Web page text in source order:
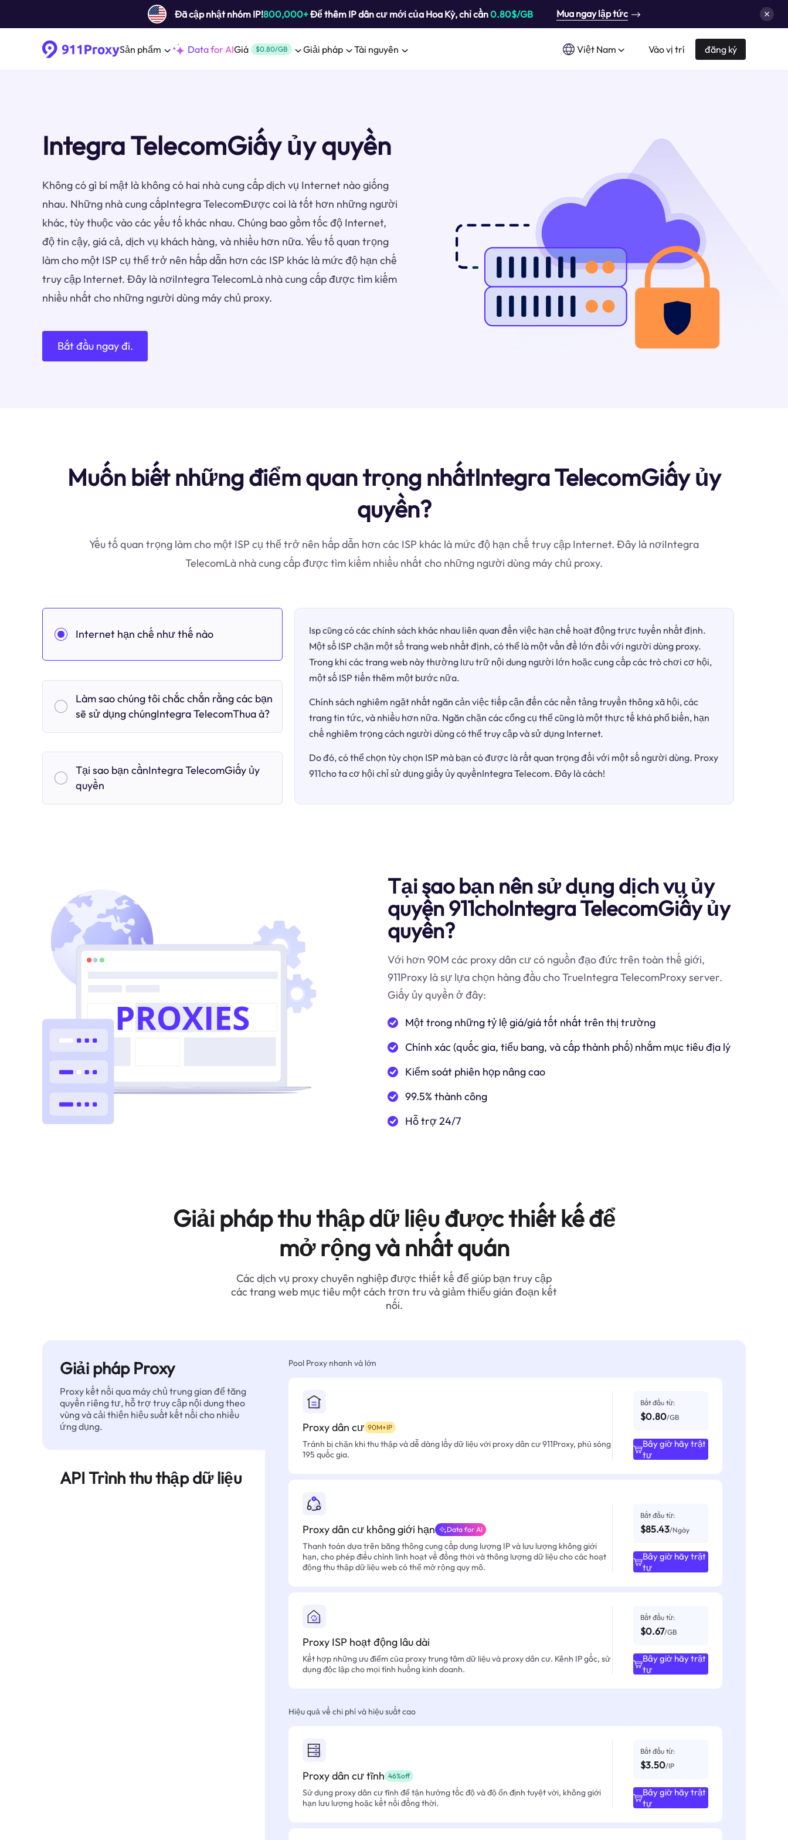
Đã cập nhật nhóm IP!800,000+Để thêm IP dân cư mới của Hoa Kỳ, chỉ cần0.80$/GB Mua ngay lập tức
Sản phẩm Data for AIGiá $0.80/GB Giải pháp Tài nguyên Việt Nam Vào vị trí đăng ký
Integra TelecomGiấy ủy quyền
Không có gì bí mật là không có hai nhà cung cấp dịch vụ Internet nào giống
nhau. Những nhà cung cấpIntegra TelecomĐược coi là tốt hơn những người
khác, tùy thuộc vào các yếu tố khác nhau. Chúng bao gồm tốc độ Internet,
độ tin cậy, giá cả, dịch vụ khách hàng, và nhiều hơn nữa. Yếu tố quan trọng
làm cho một ISP cụ thể trở nên hấp dẫn hơn các ISP khác là mức độ hạn chế
truy cập Internet. Đây là nơiIntegra TelecomLà nhà cung cấp được tìm kiếm
nhiều nhất cho những người dùng máy chủ proxy.
Bắt đầu ngay đi.
Muốn biết những điểm quan trọng nhấtIntegra TelecomGiấy ủy
quyền?
Yếu tố quan trọng làm cho một ISP cụ thể trở nên hấp dẫn hơn các ISP khác là mức độ hạn chế truy cập Internet. Đây là nơiIntegra
TelecomLà nhà cung cấp được tìm kiếm nhiều nhất cho những người dùng máy chủ proxy.
Internet hạn chế như thế nào
Làm sao chúng tôi chắc chắn rằng các bạn
sẽ sử dụng chúngIntegra TelecomThua à?
Tại sao bạn cầnIntegra TelecomGiấy ủy
quyền
Isp cũng có các chính sách khác nhau liên quan đến việc hạn chế hoạt động trực tuyến nhất định.
Một số ISP chặn một số trang web nhất định, có thể là một vấn đề lớn đối với người dùng proxy.
Trong khi các trang web này thường lưu trữ nội dung người lớn hoặc cung cấp các trò chơi cơ hội,
một số ISP tiến thêm một bước nữa.
Chính sách nghiêm ngặt nhất ngăn cản việc tiếp cận đến các nền tảng truyền thông xã hội, các
trang tin tức, và nhiều hơn nữa. Ngăn chặn các cổng cụ thể cũng là một thực tế khá phổ biến, hạn
chế nghiêm trọng cách người dùng có thể truy cập và sử dụng Internet.
Do đó, có thể chọn tùy chọn ISP mà bạn có được là rất quan trọng đối với một số người dùng. Proxy
911cho ta cơ hội chỉ sử dụng giấy ủy quyềnIntegra Telecom. Đây là cách!
Tại sao bạn nên sử dụng dịch vụ ủy
quyền 911choIntegra TelecomGiấy ủy
quyền?
Với hơn 90M các proxy dân cư có nguồn đạo đức trên toàn thế giới,
911Proxy là sự lựa chọn hàng đầu cho TrueIntegra TelecomProxy server.
Giấy ủy quyền ở đây:
Một trong những tỷ lệ giá/giá tốt nhất trên thị trường
Chính xác (quốc gia, tiểu bang, và cấp thành phố) nhắm mục tiêu địa lý
Kiểm soát phiên họp nâng cao
99.5% thành công
Hỗ trợ 24/7
Giải pháp thu thập dữ liệu được thiết kế để
mở rộng và nhất quán
Các dịch vụ proxy chuyên nghiệp được thiết kế để giúp bạn truy cập
các trang web mục tiêu một cách trơn tru và giảm thiểu gián đoạn kết
nối.
Giải pháp Proxy
Proxy kết nối qua máy chủ trung gian để tăng
quyền riêng tư, hỗ trợ truy cập nội dung theo
vùng và cải thiện hiệu suất kết nối cho nhiều
ứng dụng.
API Trình thu thập dữ liệu
Pool Proxy nhanh và lớn
Proxy dân cư 90M+IP
Tránh bị chặn khi thu thập và dễ dàng lấy dữ liệu với proxy dân cư 911Proxy, phủ sóng
195 quốc gia.
Bắt đầu từ:
$0.80/GB
Bây giờ hãy trật
tự
Proxy dân cư không giới hạn Data for AI
Thanh toán dựa trên băng thông cung cấp dung lượng IP và lưu lượng không giới
hạn, cho phép điều chỉnh linh hoạt về đồng thời và thông lượng dữ liệu cho các hoạt
động thu thập dữ liệu web có thể mở rộng quy mô.
Bắt đầu từ:
$85.43/Ngày
Bây giờ hãy trật
tự
Proxy ISP hoạt động lâu dài
Kết hợp những ưu điểm của proxy trung tâm dữ liệu và proxy dân cư. Kênh IP gốc, sử
dụng độc lập cho mọi tình huống kinh doanh.
Bắt đầu từ:
$0.67/GB
Bây giờ hãy trật
tự
Hiệu quả về chi phí và hiệu suất cao
Proxy dân cư tĩnh 46%off
Sử dụng proxy dân cư tĩnh để tận hưởng tốc độ và độ ổn định tuyệt vời, không giới
hạn lưu lượng hoặc kết nối đồng thời.
Bắt đầu từ:
$3.50/IP
Bây giờ hãy trật
tự